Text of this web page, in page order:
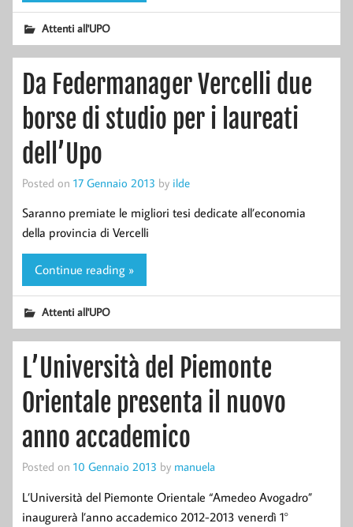
Attenti all'UPO
Da Federmanager Vercelli due
borse di studio per i laureati
dell’Upo
Posted on 17 Gennaio 2013 by ilde
Saranno premiate le migliori tesi dedicate all’economia
della provincia di Vercelli
Continue reading »
Attenti all'UPO
L’Università del Piemonte
Orientale presenta il nuovo
anno accademico
Posted on 10 Gennaio 2013 by manuela
L’Università del Piemonte Orientale “Amedeo Avogadro”
inaugurerà l’anno accademico 2012-2013 venerdì 1°